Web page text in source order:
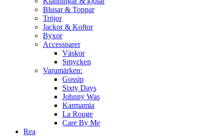
Blusar & Toppar
Tröjor
Jackor & Koftor
Byxor
Accessoarer
Väskor
Smycken
Varumärken:
Gossip
Sixty Days
Johnny Was
Karmamia
La Rouge
Care By Me
Rea